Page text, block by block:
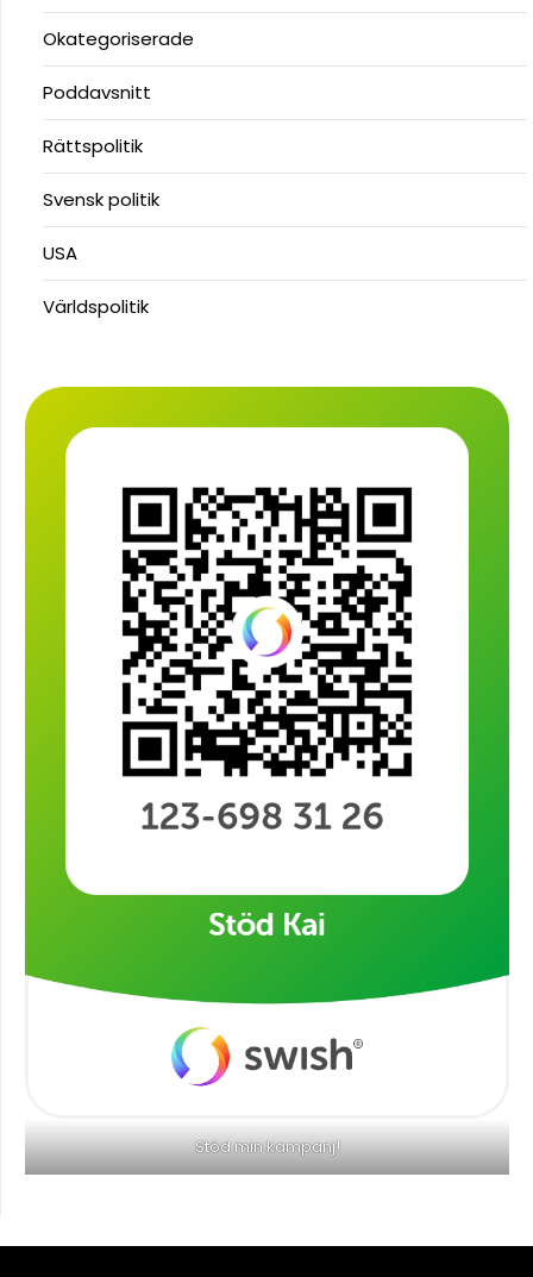
Okategoriserade
Poddavsnitt
Rättspolitik
Svensk politik
USA
Världspolitik
Stöd min kampanj!